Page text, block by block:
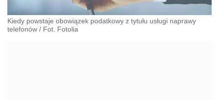
Kiedy powstaje obowiązek podatkowy z tytułu usługi naprawy
telefonów / Fot. Fotolia